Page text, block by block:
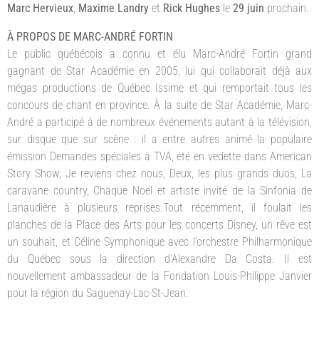
Marc Hervieux, Maxime Landry et Rick Hughes le 29 juin prochain.
À PROPOS DE MARC-ANDRÉ FORTIN
Le public québécois a connu et élu Marc-André Fortin grand
gagnant de Star Académie en 2005, lui qui collaborait déjà aux
mégas productions de Québec Issime et qui remportait tous les
concours de chant en province. À la suite de Star Académie, Marc-
André a participé à de nombreux événements autant à la télévision,
sur disque que sur scène : il a entre autres animé la populaire
émission Demandes spéciales à TVA, été en vedette dans American
Story Show, Je reviens chez nous, Deux, les plus grands duos, La
caravane country, Chaque Noël et artiste invité de la Sinfonia de
Lanaudière à plusieurs reprises.Tout récemment, il foulait les
planches de la Place des Arts pour les concerts Disney, un rêve est
un souhait, et Céline Symphonique avec l’orchestre Philharmonique
du Québec sous la direction d’Alexandre Da Costa. Il est
nouvellement ambassadeur de la Fondation Louis-Philippe Janvier
pour la région du Saguenay-Lac-St-Jean.